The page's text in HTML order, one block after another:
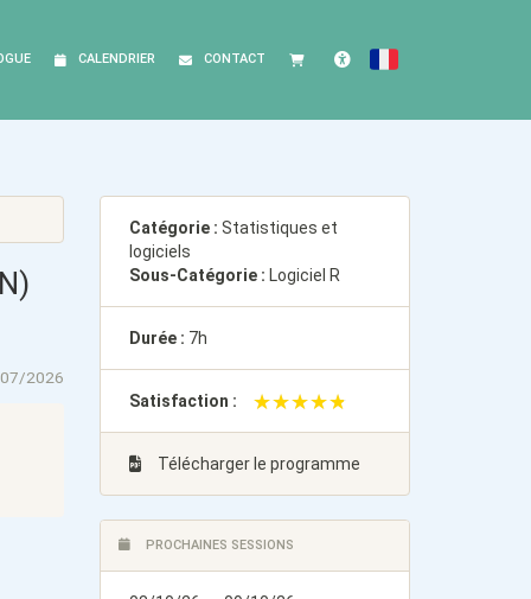
CALENDRIER
CONTACT
FRANÇAIS
2026
Catégorie : Statistiques et
logiciels
Sous-Catégorie : Logiciel R
Durée : 7h
Satisfaction : ★★★★★
★★★★★
Télécharger le programme
PROCHAINES SESSIONS